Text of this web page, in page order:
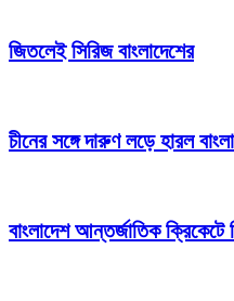
জিতলেই সিরিজ বাংলাদেশের
চীনের সঙ্গে দারুণ লড়ে হারল
বাংলাদেশ আন্তর্জাতিক